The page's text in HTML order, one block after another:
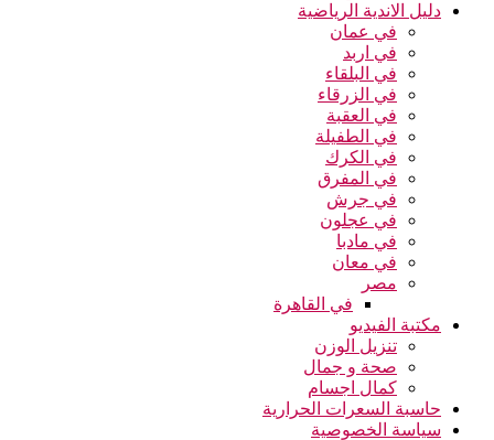
دليل الاندية الرياضية
في عمان
في اربد
في البلقاء
في الزرقاء
في العقبة
في الطفيلة
في الكرك
في المفرق
في جرش
في عجلون
في مادبا
في معان
مصر
في القاهرة
مكتبة الفيديو
تنزيل الوزن
صحة و جمال
كمال اجسام
حاسبة السعرات الحرارية
سياسة الخصوصية